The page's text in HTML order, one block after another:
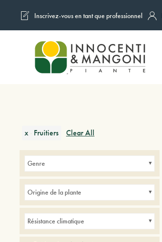
Skip to main content
Inscrivez-vous en tant que professionnel
x Fruitiers Clear All
Genre
Origine de la plante
Résistance climatique